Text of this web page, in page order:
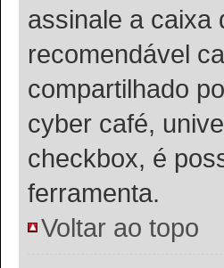
assinale a caixa
recomendável
compartilhado
cyber café,
checkbox, é
ferramenta.
Voltar ao topo